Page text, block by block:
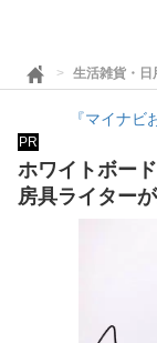
生活雑貨・日
『マイナ
PR
ホワイトボー
房具ライター